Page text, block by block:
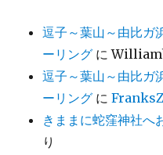
逗子～葉山～由比
ーリング に
逗子～葉山～由比
ーリング に
きままに蛇窪神社へ
り